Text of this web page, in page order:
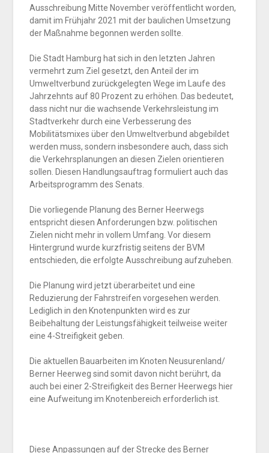
Ausschreibung Mitte November veröffentlicht worden,
damit im Frühjahr 2021 mit der baulichen Umsetzung
der Maßnahme begonnen werden sollte.
Die Stadt Hamburg hat sich in den letzten Jahren
vermehrt zum Ziel gesetzt, den Anteil der im
Umweltverbund zurückgelegten Wege im Laufe des
Jahrzehnts auf 80 Prozent zu erhöhen. Das bedeutet,
dass nicht nur die wachsende Verkehrsleistung im
Stadtverkehr durch eine Verbesserung des
Mobilitätsmixes über den Umweltverbund abgebildet
werden muss, sondern insbesondere auch, dass sich
die Verkehrsplanungen an diesen Zielen orientieren
sollen. Diesen Handlungsauftrag formuliert auch das
Arbeitsprogramm des Senats.
Die vorliegende Planung des Berner Heerwegs
entspricht diesen Anforderungen bzw. politischen
Zielen nicht mehr in vollem Umfang. Vor diesem
Hintergrund wurde kurzfristig seitens der BVM
entschieden, die erfolgte Ausschreibung aufzuheben.
Die Planung wird jetzt überarbeitet und eine
Reduzierung der Fahrstreifen vorgesehen werden.
Lediglich in den Knotenpunkten wird es zur
Beibehaltung der Leistungsfähigkeit teilweise weiter
eine 4-Streifigkeit geben.
Die aktuellen Bauarbeiten im Knoten Neusurenland/
Berner Heerweg sind somit davon nicht berührt, da
auch bei einer 2-Streifigkeit des Berner Heerwegs hier
eine Aufweitung im Knotenbereich erforderlich ist.
Diese Anpassungen auf der Strecke des Berner